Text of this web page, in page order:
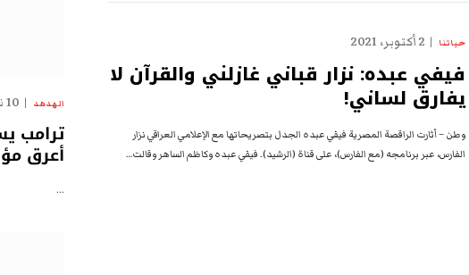
حياتنا 2 أكتوبر، 2021
فيفي عبده: نزار قباني غازلني والقرآن لا
يفارق لساني!
وطن – أثارت الراقصة المصرية فيفي عبده الجدل بتصريحاتها مع الإعلامي العراقي نزار
الفارس، عبر برنامجه (مع الفارس)، على قناة (الرشيد). فيفي عبده وكاظم الساهر وقالت…
الهدهد 10 نوفمبر، 2025
ترامب
أعرق
…